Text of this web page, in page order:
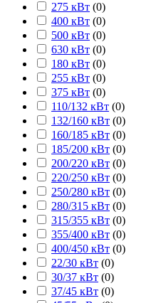
275 кВт (0)
400 кВт (0)
500 кВт (0)
630 кВт (0)
180 кВт (0)
255 кВт (0)
375 кВт (0)
110/132 кВт (0)
132/160 кВт (0)
160/185 кВт (0)
185/200 кВт (0)
200/220 кВт (0)
220/250 кВт (0)
250/280 кВт (0)
280/315 кВт (0)
315/355 кВт (0)
355/400 кВт (0)
400/450 кВт (0)
22/30 кВт (0)
30/37 кВт (0)
37/45 кВт (0)